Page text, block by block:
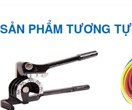
SẢN PHẨM TƯƠNG TỰ